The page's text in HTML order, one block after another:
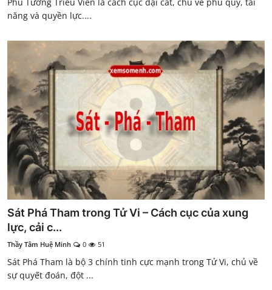
năng và quyền lực....
Sát Phá Tham trong Tử Vi – Cách cục của xung
lực, cải c...
Thầy Tâm Huệ Minh 0 51
Sát Phá Tham là bộ 3 chính tinh cực mạnh trong Tử Vi, chủ về
sự quyết đoán, đột ...